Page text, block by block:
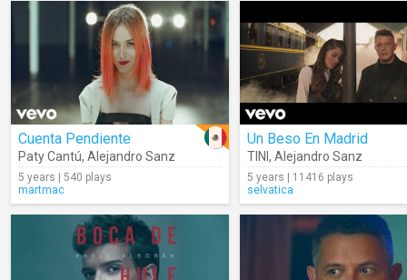
Cuenta Pendiente
Paty Cantú, Alejandro Sanz
5 years | 540 plays
martmac
Un Beso En Madrid
TINI , Alejandro Sanz
5 years | 11416 plays
selvatica